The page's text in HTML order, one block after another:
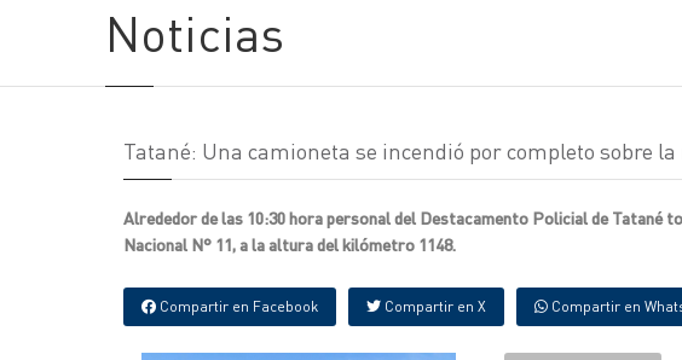
Noticias
Tatané: Una camioneta se incendió por completo sobre la
Alrededor de las 10:30 hora personal del Destacamento Policial de Tatané
Nacional N° 11, a la altura del kilómetro 1148.
Compartir en Facebook Compartir en X Compartir en